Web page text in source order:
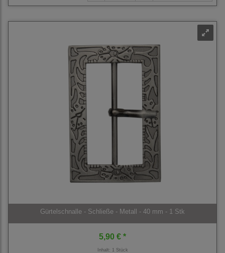
Gürtelschnalle - Schließe - Metall - 40 mm - 1 Stk
5,90 € *
Inhalt: 1 Stück